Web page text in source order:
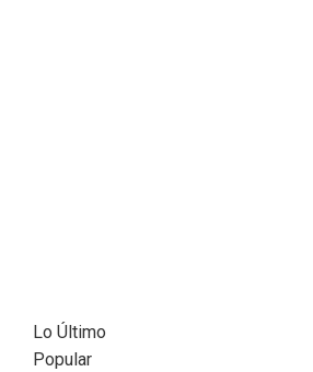
Lo Último
Popular